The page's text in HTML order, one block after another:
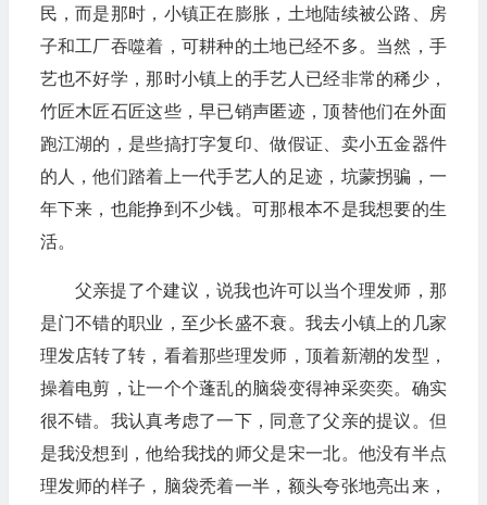
民，而是那时，小镇正在膨胀，土地陆续被公路、房
子和工厂吞噬着，可耕种的土地已经不多。当然，手
艺也不好学，那时小镇上的手艺人已经非常的稀少，
竹匠木匠石匠这些，早已销声匿迹，顶替他们在外面
跑江湖的，是些搞打字复印、做假证、卖小五金器件
的人，他们踏着上一代手艺人的足迹，坑蒙拐骗，一
年下来，也能挣到不少钱。可那根本不是我想要的生
活。
父亲提了个建议，说我也许可以当个理发师，那
是门不错的职业，至少长盛不衰。我去小镇上的几家
理发店转了转，看着那些理发师，顶着新潮的发型，
操着电剪，让一个个蓬乱的脑袋变得神采奕奕。确实
很不错。我认真考虑了一下，同意了父亲的提议。但
是我没想到，他给我找的师父是宋一北。他没有半点
理发师的样子，脑袋秃着一半，额头夸张地亮出来，